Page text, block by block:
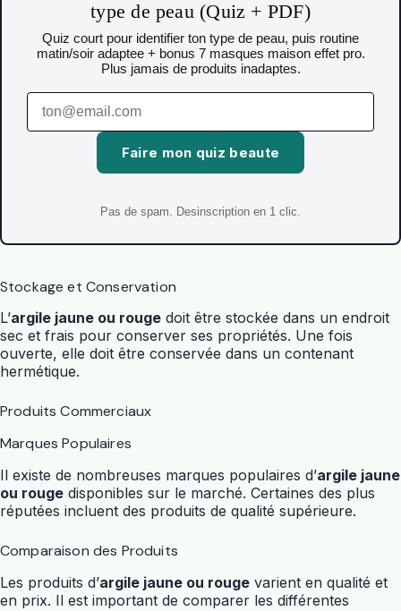
type de peau (Quiz + PDF)
Quiz court pour identifier ton type de peau, puis routine
matin/soir adaptee + bonus 7 masques maison effet pro.
Plus jamais de produits inadaptes.
Faire mon quiz beaute
Pas de spam. Desinscription en 1 clic.
Stockage et Conservation
L’argile jaune ou rouge doit être stockée dans un endroit
sec et frais pour conserver ses propriétés. Une fois
ouverte, elle doit être conservée dans un contenant
hermétique.
Produits Commerciaux
Marques Populaires
Il existe de nombreuses marques populaires d’argile jaune
ou rouge disponibles sur le marché. Certaines des plus
réputées incluent des produits de qualité supérieure.
Comparaison des Produits
Les produits d’argile jaune ou rouge varient en qualité et
en prix. Il est important de comparer les différentes